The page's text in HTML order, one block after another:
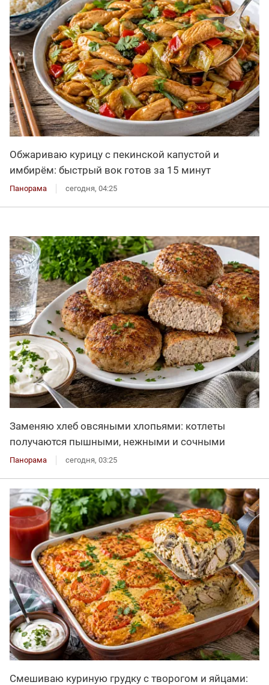
Обжариваю курицу с пекинской капустой и
имбирём: быстрый вок готов за 15 минут
Панорама сегодня, 04:25
Заменяю хлеб овсяными хлопьями: котлеты
получаются пышными, нежными и сочными
Панорама сегодня, 03:25
Смешиваю куриную грудку с творогом и яйцами: